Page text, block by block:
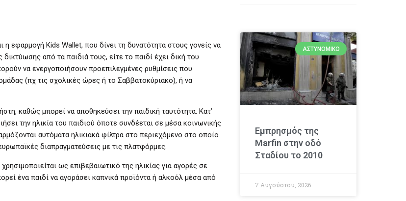
η εφαρμογή Kids Wallet, που δίνει τη δυνατότητα στους γονείς να
από τα παιδιά τους, είτε το παιδί έχει δική του
να ενεργοποιήσουν προεπιλεγμένες ρυθμίσεις που
(πχ τις σχολικές ώρες ή το Σαββατοκύριακο), ή να
καθώς μπορεί να αποθηκεύσει την παιδική ταυτότητα. Κατ’
την ηλικία του παιδιού όποτε συνδέεται σε μέσα κοινωνικής
αυτόματα ηλικιακά φίλτρα στο περιεχόμενο στο οποίο
διαπραγματεύσεις με τις πλατφόρμες.
ως επιβεβαιωτικό της ηλικίας για αγορές σε
ένα παιδί να αγοράσει καπνικά προϊόντα ή αλκοόλ μέσα από
ΑΣΤΥΝΟΜΙΚΌ
Εμπρησμός της
Marfin στην οδό
Σταδίου το 2010
7 Αυγούστου, 2026